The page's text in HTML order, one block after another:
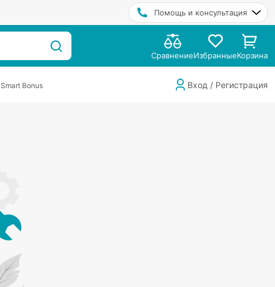
Помощь и консультация
СравнениеИзбранныеКорзина
Smart Bonus Вход / Регистрация